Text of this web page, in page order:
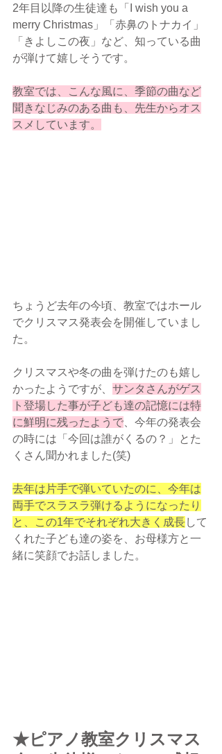
2年目以降の生徒達も「I wish you a
merry Christmas」「赤鼻のトナカイ」
「きよしこの夜」など、知っている曲
が弾けて嬉しそうです。
教室では、こんな風に、季節の曲など
聞きなじみのある曲も、先生からオス
スメしています。
ちょうど去年の今頃、教室ではホール
でクリスマス発表会を開催していまし
た。
クリスマスや冬の曲を弾けたのも嬉し
かったようですが、 サンタさんがゲス
ト登場した事が子ども達の記憶には特
に鮮明に残ったようで 、今年の発表会
の時には「今回は誰がくるの？」とた
くさん聞かれました(笑)
去年は片手で弾いていたのに、今年は
両手でスラスラ弾けるようになったり
と、この1年でそれぞれ大きく成長して
くれた子ども達の姿を、お母様方と一
緒に笑顔でお話しました。
★ピアノ教室クリスマス